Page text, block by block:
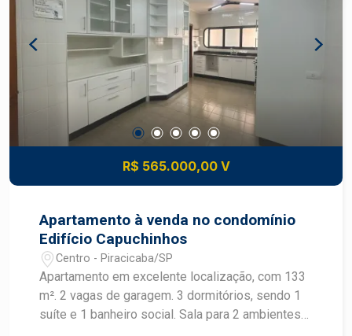
R$ 565.000,00 V
Apartamento à venda no condomínio
Edifício Capuchinhos
Centro - Piracicaba/SP
Apartamento em excelente localização, com 133
m². 2 vagas de garagem. 3 dormitórios, sendo 1
suíte e 1 banheiro social. Sala para 2 ambientes